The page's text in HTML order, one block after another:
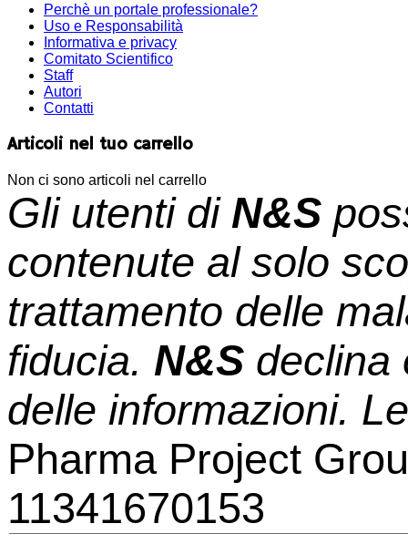
Perchè un portale professionale?
Uso e Responsabilità
Informativa e privacy
Comitato Scientifico
Staff
Autori
Contatti
Articoli nel tuo carrello
Non ci sono articoli nel carrello
Gli utenti di N&S
contenute al solo
trattamento delle
fiducia. N&S declina
delle informazioni.
Pharma Project
11341670153